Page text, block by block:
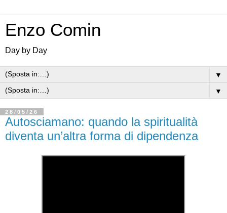
Enzo Comin
Day by Day
▼
▼
28/05/26
Autosciamano: quando la spiritualità
diventa un’altra forma di dipendenza